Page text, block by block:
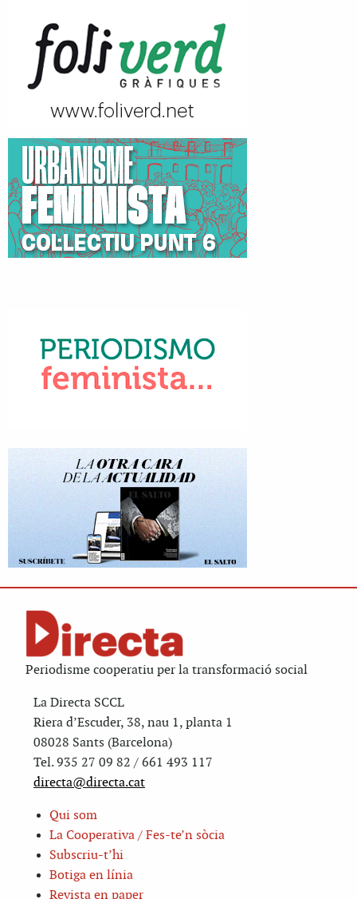
Periodisme cooperatiu per la transformació social
La Directa SCCL
Riera d’Escuder, 38, nau 1, planta 1
08028 Sants (Barcelona)
Tel. 935 27 09 82 / 661 493 117
directa@directa.cat
Qui som
La Cooperativa / Fes-te’n sòcia
Subscriu-t’hi
Botiga en línia
Revista en paper